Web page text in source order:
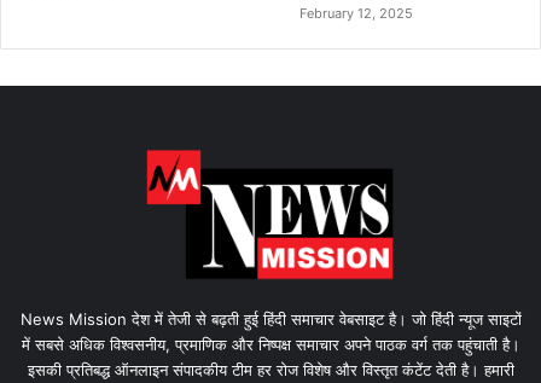
February 12, 2025
News Mission देश में तेजी से बढ़ती हुई हिंदी समाचार वेबसाइट है। जो हिंदी न्यूज साइटों
में सबसे अधिक विश्वसनीय, प्रमाणिक और निष्पक्ष समाचार अपने पाठक वर्ग तक पहुंचाती है।
इसकी प्रतिबद्ध ऑनलाइन संपादकीय टीम हर रोज विशेष और विस्तृत कंटेंट देती है। हमारी